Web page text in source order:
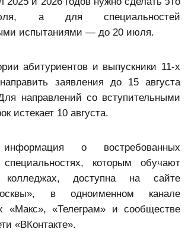
а для специальностей
испытаниями — до 20 июля.
абитуриентов и выпускники 11-х
заявления до 15 августа
направлений со вступительными
истекает 10 августа.
о востребованных
которым обучают
доступна на сайте
в одноименном канале
«Макс», «Телеграм» и сообществе
«ВКонтакте».